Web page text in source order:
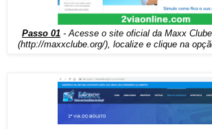
Passo 01 - Acesse o site oficial da Maxx
(http://maxxclube.org/), localize e clique na